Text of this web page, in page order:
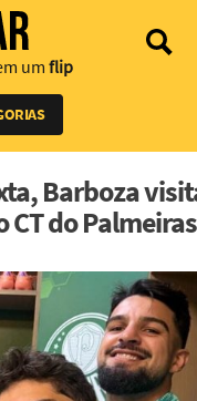
um flip
Barboza
do Palmeiras